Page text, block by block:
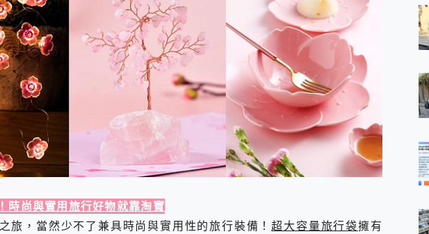
時尚與實用旅行好物就靠淘寶
旅，當然少不了兼具時尚與實用性的旅行裝備！超大容量旅行袋擁有